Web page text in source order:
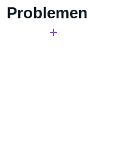
Problemen